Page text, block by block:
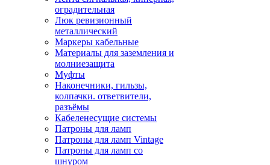
оградительная
Люк ревизионный
металлический
Маркеры кабельные
Материалы для заземления и
молниезащита
Муфты
Наконечники, гильзы,
колпачки. ответвители,
разъёмы
Кабеленесущие системы
Патроны для ламп
Патроны для ламп Vintage
Патроны для ламп со
шнуром